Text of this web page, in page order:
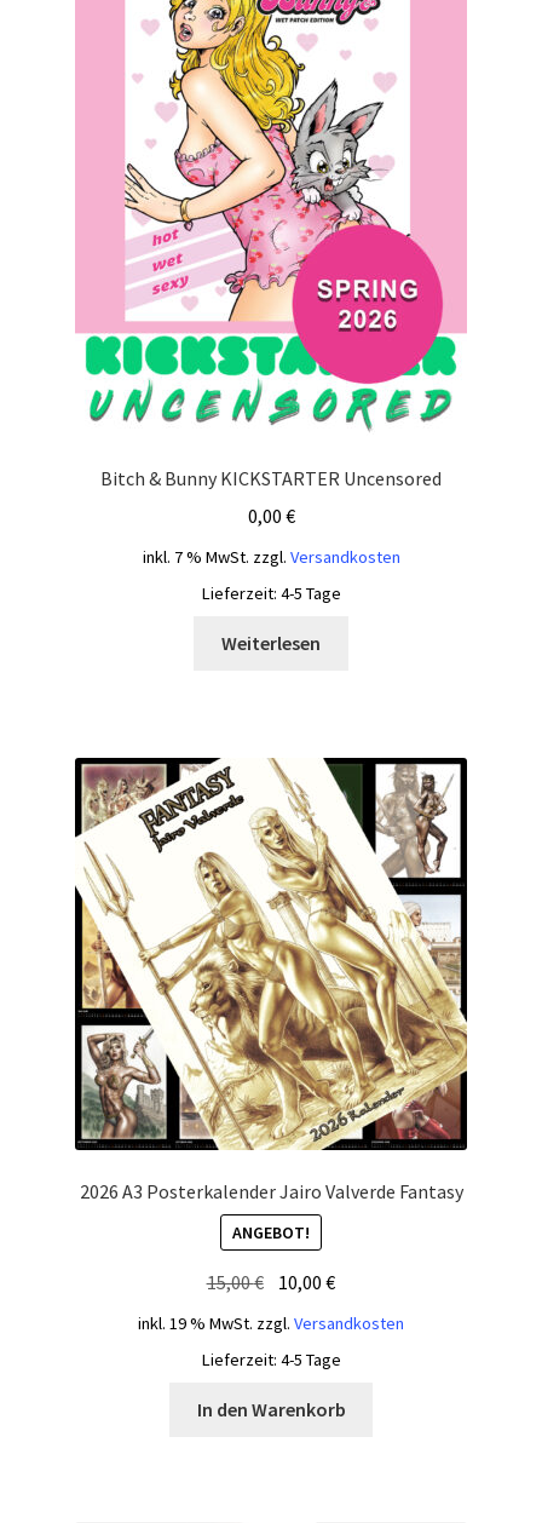
Bitch & Bunny KICKSTARTER Uncensored
0,00 €
inkl. 7 % MwSt. zzgl. Versandkosten
Lieferzeit: 4-5 Tage
Weiterlesen
2026 A3 Posterkalender Jairo Valverde Fantasy
ANGEBOT!
15,00€ Ursprünglicher
war:
15,00 €
10,00€Aktueller
10,00 €.
inkl. 19 % MwSt. zzgl. Versandkosten
Lieferzeit: 4-5 Tage
In den Warenkorb